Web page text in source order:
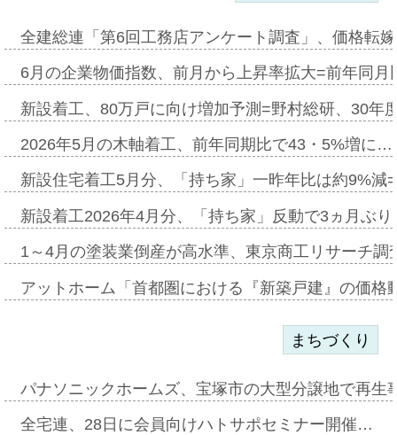
全建総連「第6回工務店アンケート調査」、価格転
6月の企業物価指数、前月から上昇率拡大=前年同
新設着工、80万戸に向け増加予測=野村総研、30年
2026年5月の木軸着工、前年同期比で43・5%増に…
新設住宅着工5月分、「持ち家」一昨年比は約9%
新設着工2026年4月分、「持ち家」反動で3ヵ月ぶ
1～4月の塗装業倒産が高水準、東京商工リサーチ
アットホーム「首都圏における『新築戸建』の価
まちづくり
パナソニックホームズ、宝塚市の大型分譲地で再
全宅連、28日に会員向けハトサポセミナー開催…